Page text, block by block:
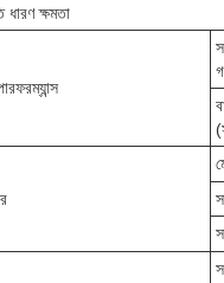
ধারণ ক্ষমতা